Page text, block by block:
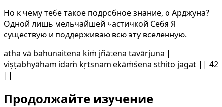
Но к чему тебе такое подробное знание, о Арджуна?
Одной лишь мельчайшей частичкой Себя Я
существую и поддерживаю всю эту вселенную.
atha vā bahunaitena kiṁ jñātena tavārjuna |
viṣṭabhyāham idaṁ kṛtsnam ekāṁśena sthito jagat || 42
||
Продолжайте изучение